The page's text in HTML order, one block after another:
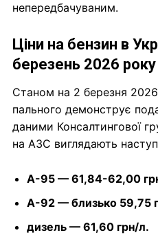
непередбачуваним.
Ціни на бензин в
березень 2026 року
Станом на 2 березня
пального демонструє
даними Консалтингової
на АЗС виглядають
А-95 — 61,84-62,00
А-92 — близько 59,75
дизель — 61,60 грн/л.